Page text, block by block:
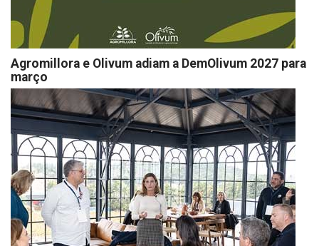
Agromillora e Olivum adiam a DemOlivum 2027 para
março